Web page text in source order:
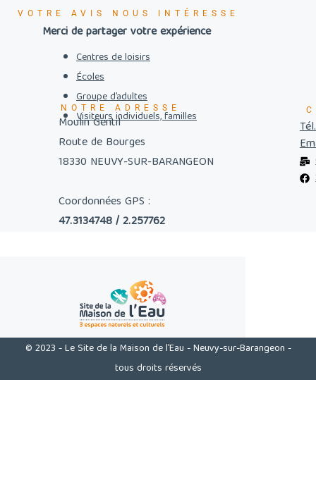
VOTRE AVIS NOUS INTÉRESSE
Merci de partager votre expérience
Centres de loisirs
Écoles
Groupe d’adultes
Visiteurs individuels, familles
NOTRE ADRESSE
Moulin Gentil
Route de Bourges
18330 NEUVY-SUR-BARANGEON
Coordonnées GPS :
47.3134748 / 2.257762
© 2023 - Le Site de la Maison de l'Eau - Neuvy-sur-Barangeon -
tous droits réservés